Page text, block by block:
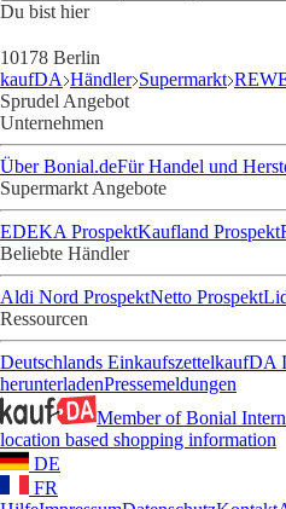
Du bist hier
10178 Berlin
kaufDA Händler Supermarkt
Sprudel Angebot
Unternehmen
Über Bonial.deFür Handel und
Supermarkt Angebote
EDEKA ProspektKaufland Prospekt
Beliebte Händler
Aldi Nord ProspektNetto Prospekt
Ressourcen
Deutschlands EinkaufszettelkaufDA
herunterladenPressemeldungen
Member of Bonial
location based shopping information
DE
FR